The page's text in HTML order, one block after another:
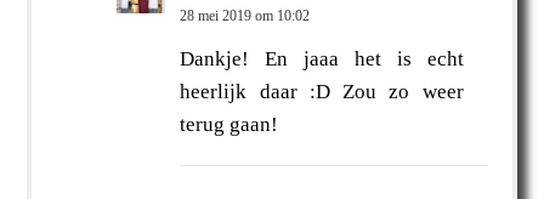
28 mei 2019 om 10:02
Dankje! En jaaa het is echt
heerlijk daar :D Zou zo weer
terug gaan!